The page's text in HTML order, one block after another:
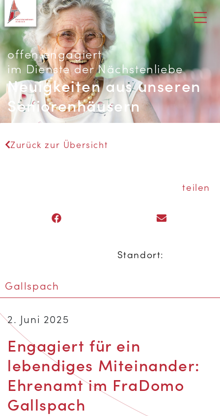
offen.engagiert
im Dienste der Nächstenliebe
Neuigkeiten aus unseren
Seniorenhäusern
Zurück zur Übersicht
teilen
Standort:
Gallspach
2. Juni 2025
Engagiert für ein
lebendiges Miteinander:
Ehrenamt im FraDomo
Gallspach